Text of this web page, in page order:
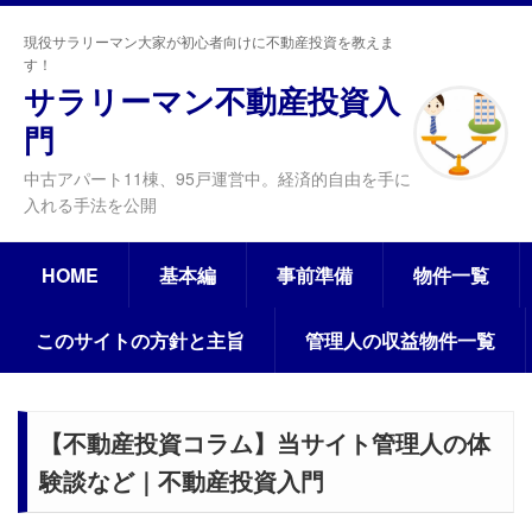
現役サラリーマン大家が初心者向けに不動産投資を教えま
す！
サラリーマン不動産投資入
門
中古アパート11棟、95戸運営中。経済的自由を手に
入れる手法を公開
HOME 基本編 事前準備 物件一覧
このサイトの方針と主旨 管理人の収益物件一覧
【不動産投資コラム】当サイト管理人の体
験談など｜不動産投資入門